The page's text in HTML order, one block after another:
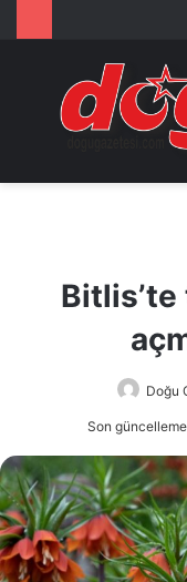
Arama
...
Doğu
Son